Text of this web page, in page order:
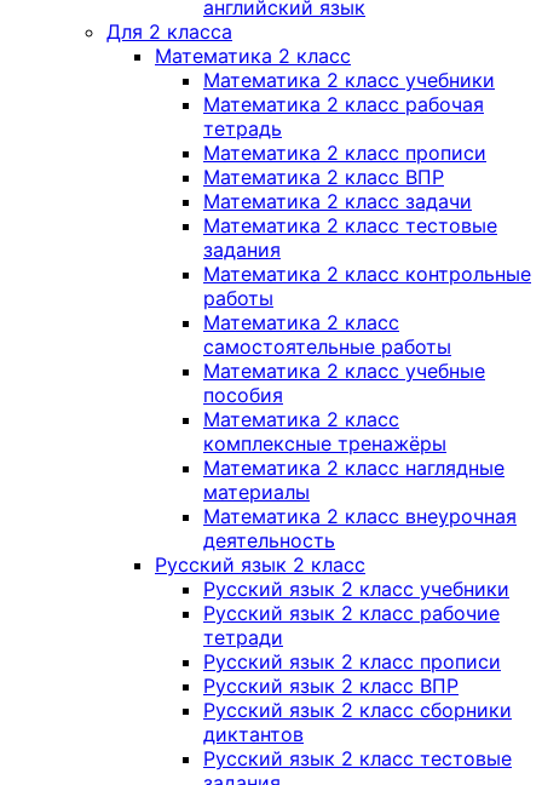
английский язык
Для 2 класса
Математика 2 класс
Математика 2 класс учебники
Математика 2 класс рабочая
тетрадь
Математика 2 класс прописи
Математика 2 класс ВПР
Математика 2 класс задачи
Математика 2 класс тестовые
задания
Математика 2 класс контрольные
работы
Математика 2 класс
самостоятельные работы
Математика 2 класс учебные
пособия
Математика 2 класс
комплексные тренажёры
Математика 2 класс наглядные
материалы
Математика 2 класс внеурочная
деятельность
Русский язык 2 класс
Русский язык 2 класс учебники
Русский язык 2 класс рабочие
тетради
Русский язык 2 класс прописи
Русский язык 2 класс ВПР
Русский язык 2 класс сборники
диктантов
Русский язык 2 класс тестовые